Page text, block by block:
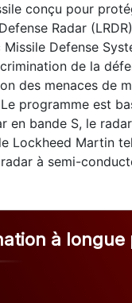
conçu pour
Radar
Defense
de la
des menaces de
programme est
en bande S, le
Lockheed Martin
à semi-
à longue